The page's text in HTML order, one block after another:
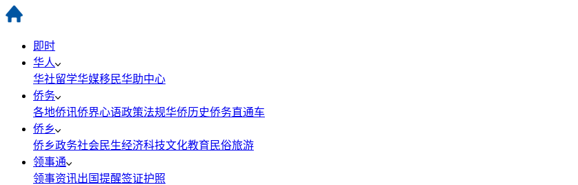
即时
华人
华社留学华媒移民华助中心
侨务
各地侨讯侨界心语政策法规华侨历史侨务直通车
侨乡
侨乡政务社会民生经济科技文化教育 民俗旅游
领事通
领事资讯出国提醒签证护照